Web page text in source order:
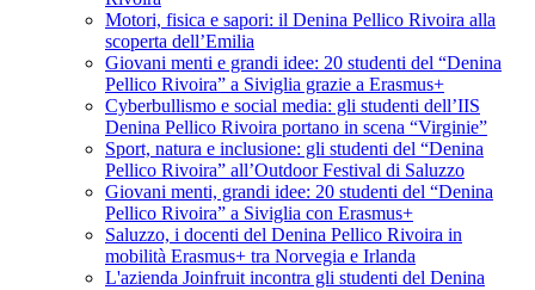
Motori, fisica e sapori: il Denina Pellico Rivoira alla
scoperta dell’Emilia
Giovani menti e grandi idee: 20 studenti del “Denina
Pellico Rivoira” a Siviglia grazie a Erasmus+
Cyberbullismo e social media: gli studenti dell’IIS
Denina Pellico Rivoira portano in scena “Virginie”
Sport, natura e inclusione: gli studenti del “Denina
Pellico Rivoira” all’Outdoor Festival di Saluzzo
Giovani menti, grandi idee: 20 studenti del “Denina
Pellico Rivoira” a Siviglia con Erasmus+
Saluzzo, i docenti del Denina Pellico Rivoira in
mobilità Erasmus+ tra Norvegia e Irlanda
L'azienda Joinfruit incontra gli studenti del Denina